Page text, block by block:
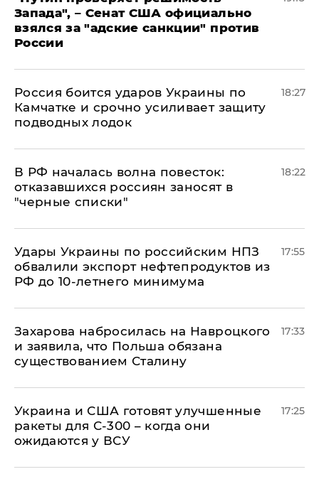
Запада", – Сенат США официально
взялся за "адские санкции" против
России
Россия боится ударов Украины по
Камчатке и срочно усиливает защиту
подводных лодок
18:27
​В РФ началась волна повесток:
отказавшихся россиян заносят в
"черные списки"
18:22
Удары Украины по российским НПЗ
обвалили экспорт нефтепродуктов из
РФ до 10-летнего минимума
17:55
​Захарова набросилась на Навроцкого
и заявила, что Польша обязана
существованием Сталину
17:33
Украина и США готовят улучшенные
ракеты для С-300 – когда они
ожидаются у ВСУ
17:25